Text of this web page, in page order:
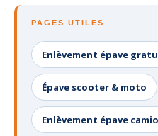
PAGES UTILES
Enlèvement épave
Épave scooter & moto
Enlèvement épave